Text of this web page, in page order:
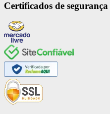
Certificados de segurança